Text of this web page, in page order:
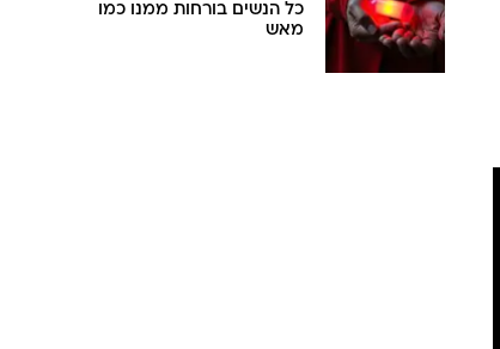
כל הנשים בורחות ממנו כמו
מאש